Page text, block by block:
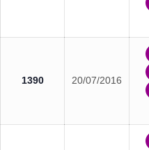
1390 20/07/2016